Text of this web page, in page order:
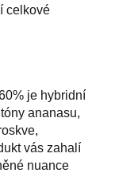
celkové
je hybridní
ananasu,
vás zahalí
nuance